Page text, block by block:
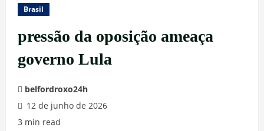
Brasil
pressão da oposição ameaça
governo Lula
belfordroxo24h
12 de junho de 2026
3 min read